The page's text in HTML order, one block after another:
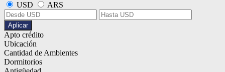
USD
ARS
Aplicar
Apto crédito
Ubicación
Cantidad de Ambientes
Dormitorios